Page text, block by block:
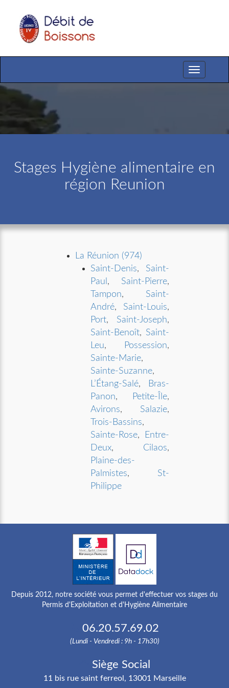
Toggle
navigation
Stages Hygiène alimentaire en
région Reunion
La Réunion (974)
Saint-Denis, Saint-
Paul , Saint-Pierre,
Tampon, Saint-
André, Saint-Louis,
Port, Saint-Joseph,
Saint-Benoît, Saint-
Leu, Possession,
Sainte-Marie,
Sainte-Suzanne,
L’Étang-Salé,
Bras-
Panon, Petite-Île,
Avirons, Salazie,
Trois-Bassins,
Sainte-Rose,
Entre-
Deux, Cilaos,
Plaine-des-
Palmistes, St-
Philippe
Depuis 2012, notre société vous permet d'effectuer vos stages du
Permis d'Exploitation et d'Hygiène Alimentaire
06.20.57.69.02
(Lundi - Vendredi : 9h - 17h30)
Siège Social
11 bis rue saint ferreol, 13001 Marseille